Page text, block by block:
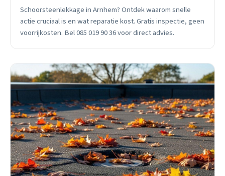
Schoorsteenlekkage in Arnhem? Ontdek waarom snelle
actie cruciaal is en wat reparatie kost. Gratis inspectie, geen
voorrijkosten. Bel 085 019 90 36 voor direct advies.